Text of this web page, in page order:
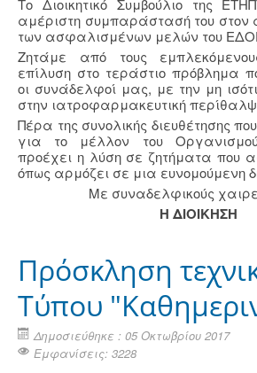
Το Διοικητικό Συμβούλιο της
αμέριστη συμπαράστασή του
των ασφαλισμένων μελών του
Ζητάμε από τους
επίλυση στο τεράστιο πρόβλημα
οι συνάδελφοί μας, με την μη
στην ιατροφαρμακευτική
Πέρα της συνολικής διευθέτησης
για το μέλλον του
προέχει η λύση σε ζητήματα που
όπως αρμόζει σε μια ευνομούμενη
Με συναδελφικούς
Η ΔΙΟΙΚΗΣΗ
Πρόσκληση
Τύπου
Δημοσιεύθηκε : 05 Οκτωβρίου 2017
Εμφανίσεις: 3228